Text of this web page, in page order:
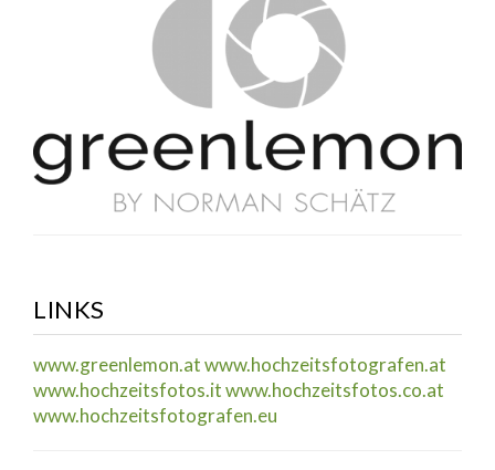
LINKS
www.greenlemon.atwww.hochzeitsfotografen.at
www.hochzeitsfotos.itwww.hochzeitsfotos.co.at
www.hochzeitsfotografen.eu